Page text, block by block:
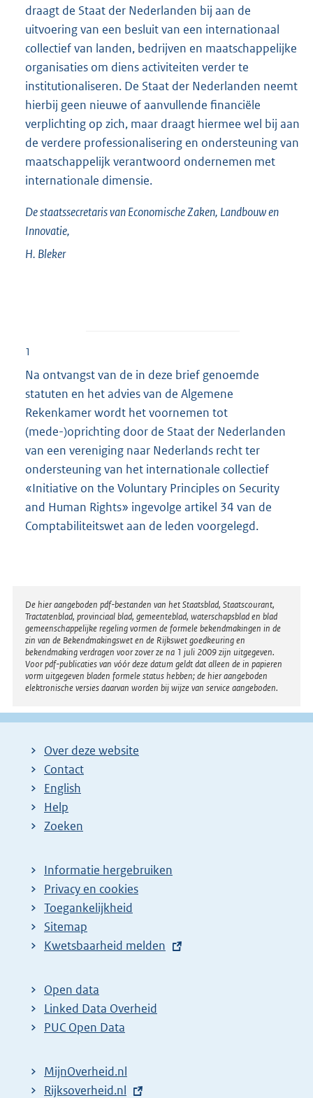
draagt de Staat der Nederlanden bij aan de
uitvoering van een besluit van een internationaal
collectief van landen, bedrijven en maatschappelijke
organisaties om diens activiteiten verder te
institutionaliseren. De Staat der Nederlanden neemt
hierbij geen nieuwe of aanvullende financiële
verplichting op zich, maar draagt hiermee wel bij aan
de verdere professionalisering en ondersteuning van
maatschappelijk verantwoord ondernemen met
internationale dimensie.
De staatssecretaris van Economische Zaken, Landbouw en
Innovatie,
H. Bleker
1
Na ontvangst van de in deze brief genoemde
statuten en het advies van de Algemene
Rekenkamer wordt het voornemen tot
(mede-)oprichting door de Staat der Nederlanden
van een vereniging naar Nederlands recht ter
ondersteuning van het internationale collectief
«Initiative on the Voluntary Principles on Security
and Human Rights» ingevolge artikel 34 van de
Comptabiliteitswet aan de leden voorgelegd.
Disclaimer
De hier aangeboden pdf-bestanden van het Staatsblad, Staatscourant,
Tractatenblad, provinciaal blad, gemeenteblad, waterschapsblad en blad
gemeenschappelijke regeling vormen de formele bekendmakingen in de
zin van de Bekendmakingswet en de Rijkswet goedkeuring en
bekendmaking verdragen voor zover ze na 1 juli 2009 zijn uitgegeven.
Voor pdf-publicaties van vóór deze datum geldt dat alleen de in papieren
vorm uitgegeven bladen formele status hebben; de hier aangeboden
elektronische versies daarvan worden bij wijze van service aangeboden.
Over deze website
Contact
English
Help
Zoeken
Informatie hergebruiken
Privacy en cookies
Toegankelijkheid
Sitemap
E
t
e
r
l
Kwetsbaarheid melden
Open data
Linked Data Overheid
PUC Open Data
MijnOverheid.nl
E
Rijksoverheid.nl